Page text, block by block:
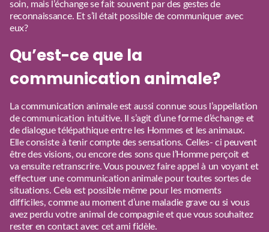
soin, mais l’échange se fait souvent par des gestes de
reconnaissance. Et s’il était possible de communiquer avec
eux?
Qu’est-ce que la
communication animale?
La communication animale est aussi connue sous l’appellation
de communication intuitive. Il s’agit d’une forme d’échange et
de dialogue télépathique entre les Hommes et les animaux.
Elle consiste à tenir compte des sensations. Celles- ci peuvent
être des visions, ou encore des sons que l’Homme perçoit et
va ensuite retranscrire. Vous pouvez faire appel à un voyant et
effectuer une communication animale pour toutes sortes de
situations. Cela est possible même pour les moments
difficiles, comme au moment d’une maladie grave ou si vous
avez perdu votre animal de compagnie et que vous souhaitez
rester en contact avec cet ami fidèle.